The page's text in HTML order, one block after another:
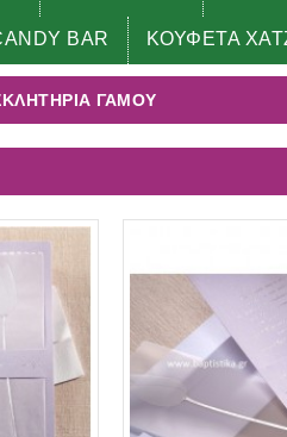
BAR ΚΟΥΦΕΤΑ
γάμου
ΓΆΜΟΥ